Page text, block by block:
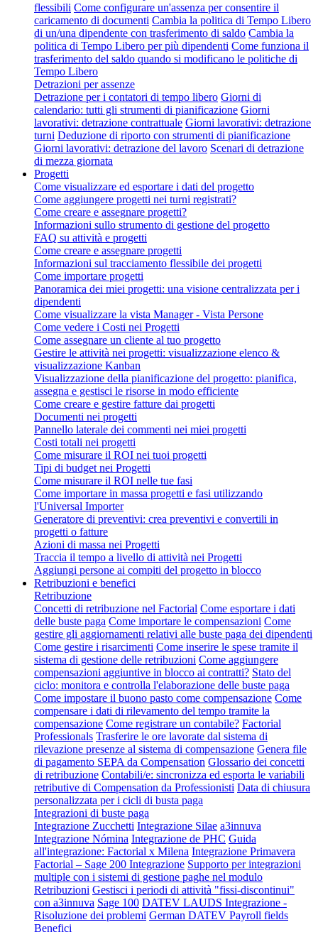
flessibili Come configurare un'assenza per consentire il
caricamento di documenti Cambia la politica di Tempo Libero
di un/una dipendente con trasferimento di saldo Cambia la
politica di Tempo Libero per più dipendenti Come funziona il
trasferimento del saldo quando si modificano le politiche di
Tempo Libero
Detrazioni per assenze
Detrazione per i contatori di tempo libero Giorni di
calendario: tutti gli strumenti di pianificazione Giorni
lavorativi: detrazione contrattuale Giorni lavorativi: detrazione
turni Deduzione di riporto con strumenti di pianificazione
Giorni lavorativi: detrazione del lavoro Scenari di detrazione
di mezza giornata
Progetti
Come visualizzare ed esportare i dati del progetto
Come aggiungere progetti nei turni registrati?
Come creare e assegnare progetti?
Informazioni sullo strumento di gestione del progetto
FAQ su attività e progetti
Come creare e assegnare progetti
Informazioni sul tracciamento flessibile dei progetti
Come importare progetti
Panoramica dei miei progetti: una visione centralizzata per i
dipendenti
Come visualizzare la vista Manager - Vista Persone
Come vedere i Costi nei Progetti
Come assegnare un cliente al tuo progetto
Gestire le attività nei progetti: visualizzazione elenco &
visualizzazione Kanban
Visualizzazione della pianificazione del progetto: pianifica,
assegna e gestisci le risorse in modo efficiente
Come creare e gestire fatture dai progetti
Documenti nei progetti
Pannello laterale dei commenti nei miei progetti
Costi totali nei progetti
Come misurare il ROI nei tuoi progetti
Tipi di budget nei Progetti
Come misurare il ROI nelle tue fasi
Come importare in massa progetti e fasi utilizzando
l'Universal Importer
Generatore di preventivi: crea preventivi e convertili in
progetti o fatture
Azioni di massa nei Progetti
Traccia il tempo a livello di attività nei Progetti
Aggiungi persone ai compiti del progetto in blocco
Retribuzioni e benefici
Retribuzione
Concetti di retribuzione nel Factorial Come esportare i dati
delle buste paga Come importare le compensazioni Come
gestire gli aggiornamenti relativi alle buste paga dei dipendenti
Come gestire i risarcimenti Come inserire le spese tramite il
sistema di gestione delle retribuzioni Come aggiungere
compensazioni aggiuntive in blocco ai contratti? Stato del
ciclo: monitora e controlla l'elaborazione delle buste paga
Come impostare il buono pasto come compensazione Come
compensare i dati di rilevamento del tempo tramite la
compensazione Come registrare un contabile? Factorial
Professionals Trasferire le ore lavorate dal sistema di
rilevazione presenze al sistema di compensazione Genera file
di pagamento SEPA da Compensation Glossario dei concetti
di retribuzione Contabili/e: sincronizza ed esporta le variabili
retributive di Compensation da Professionisti Data di chiusura
personalizzata per i cicli di busta paga
Integrazioni di buste paga
Integrazione Zucchetti Integrazione Silae a3innuva
Integrazione Nómina Integrazione de PHC Guida
all'integrazione: Factorial x Milena Integrazione Primavera
Factorial – Sage 200 Integrazione Supporto per integrazioni
multiple con i sistemi di gestione paghe nel modulo
Retribuzioni Gestisci i periodi di attività "fissi-discontinui"
con a3innuva Sage 100 DATEV LAUDS Integrazione -
Risoluzione dei problemi German DATEV Payroll fields
Benefici